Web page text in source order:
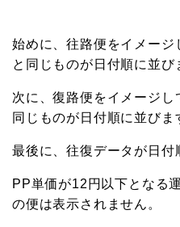
始めに、往路便をイメージ
と同じものが日付順に並び
次に、復路便をイメージし
同じものが日付順に並びま
最後に、往復データが日付
PP単価が12円以下となる
の便は表示されません。